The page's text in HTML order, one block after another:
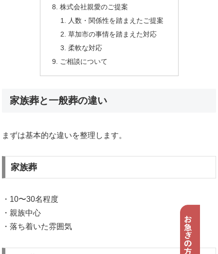
株式会社親愛のご提案
人数・関係性を踏まえたご提案
草加市の事情を踏まえた対応
柔軟な対応
ご相談について
家族葬と一般葬の違い
まずは基本的な違いを整理します。
家族葬
・10〜30名程度
・親族中心
・落ち着いた雰囲気